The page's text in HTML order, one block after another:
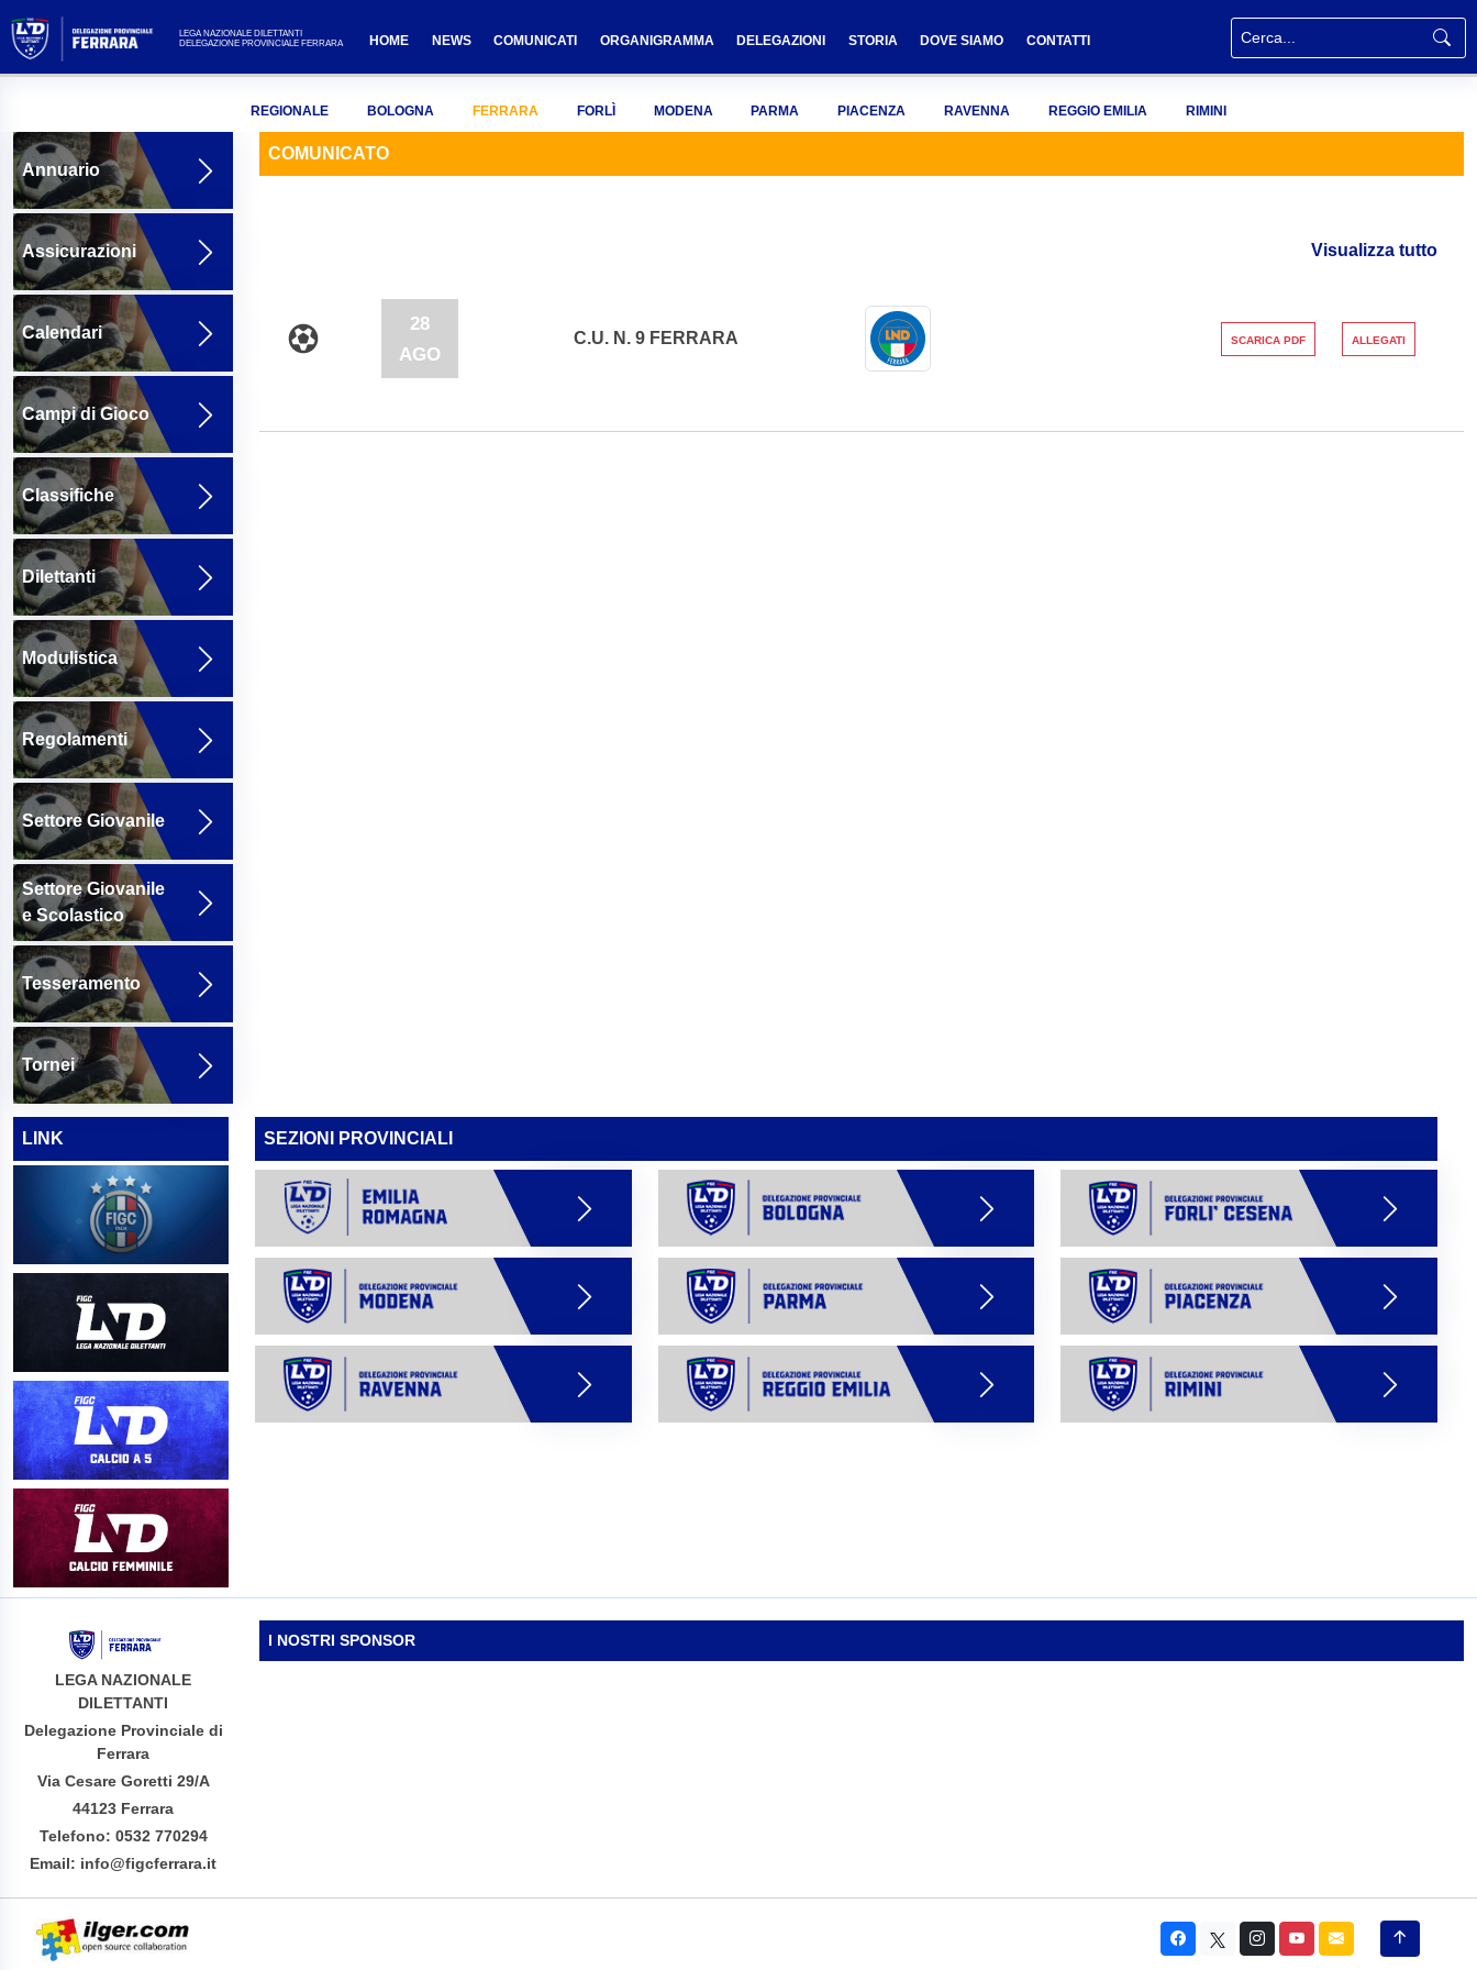
LEGA NAZIONALE DILETTANTI
DELEGAZIONE PROVINCIALE FERRARA
HOME NEWS COMUNICATI ORGANIGRAMMA DELEGAZIONI STORIA DOVE SIAMO CONTATTI
REGIONALE BOLOGNA FERRARA FORLÌ MODENA PARMA PIACENZA RAVENNA REGGIO EMILIA RIMINI
Annuario
Assicurazioni
Calendari
Campi di Gioco
Classifiche
Dilettanti
Modulistica
Regolamenti
Settore Giovanile
Settore Giovanile
e Scolastico
Tesseramento
Tornei
COMUNICATO
Visualizza tutto
28
AGO
C.U. N. 9 FERRARA SCARICA PDF ALLEGATI
LINK SEZIONI PROVINCIALI
LEGA NAZIONALE
DILETTANTI
Delegazione Provinciale di
Ferrara
Via Cesare Goretti 29/A
44123 Ferrara
Telefono: 0532 770294
Email: info@figcferrara.it
I NOSTRI SPONSOR